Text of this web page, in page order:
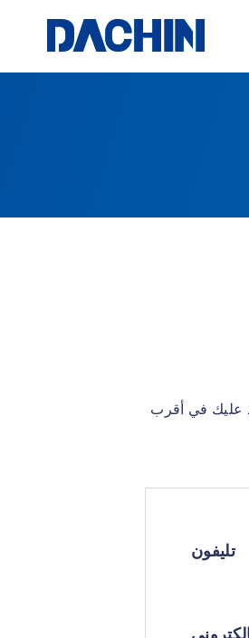
عليك في أقرب
تليفون